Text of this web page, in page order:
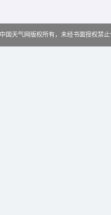
中国天气网版权所有，未经书面授权